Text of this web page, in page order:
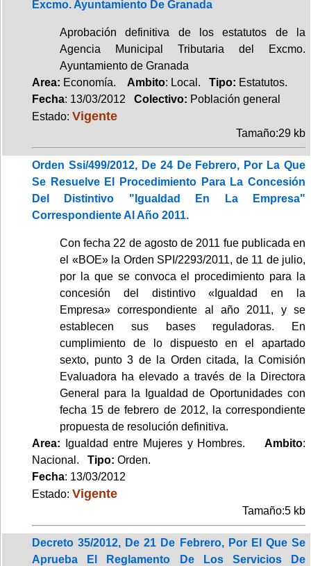
Excmo. Ayuntamiento De Granada
Aprobación definitiva de los estatutos de la
Agencia Municipal Tributaria del Excmo.
Ayuntamiento de Granada
Area: Economía. Ambito: Local. Tipo: Estatutos.
Fecha: 13/03/2012 Colectivo: Población general
Estado: Vigente
Tamaño:29 kb
Orden Ssi/499/2012, De 24 De Febrero, Por La Que
Se Resuelve El Procedimiento Para La Concesión
Del Distintivo "Igualdad En La Empresa"
Correspondiente Al Año 2011.
Con fecha 22 de agosto de 2011 fue publicada en
el «BOE» la Orden SPI/2293/2011, de 11 de julio,
por la que se convoca el procedimiento para la
concesión del distintivo «Igualdad en la
Empresa» correspondiente al año 2011, y se
establecen sus bases reguladoras. En
cumplimiento de lo dispuesto en el apartado
sexto, punto 3 de la Orden citada, la Comisión
Evaluadora ha elevado a través de la Directora
General para la Igualdad de Oportunidades con
fecha 15 de febrero de 2012, la correspondiente
propuesta de resolución definitiva.
Area: Igualdad entre Mujeres y Hombres. Ambito:
Nacional. Tipo: Orden.
Fecha: 13/03/2012
Estado: Vigente
Tamaño:5 kb
Decreto 35/2012, De 21 De Febrero, Por El Que Se
Aprueba El Reglamento De Los Servicios De